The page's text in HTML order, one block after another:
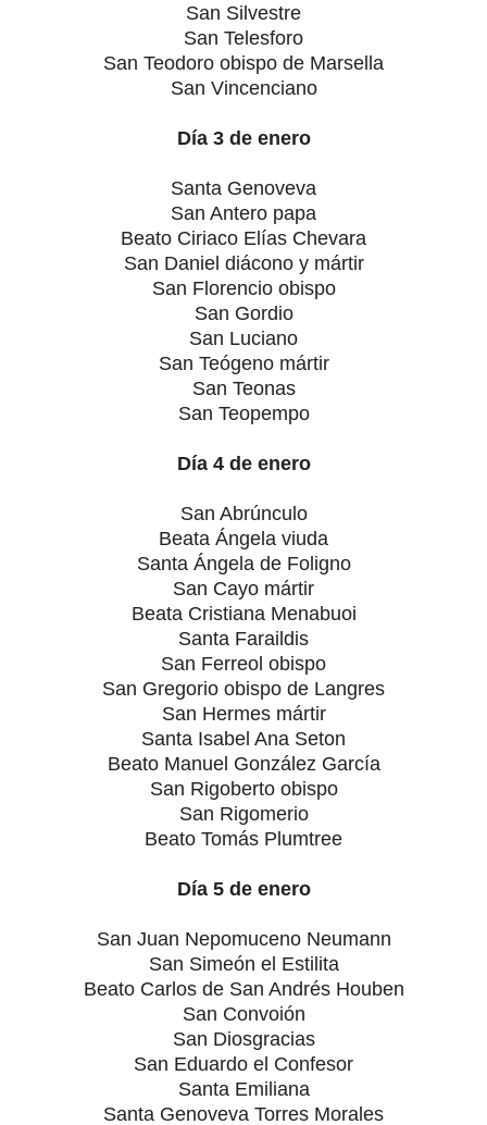
San Silvestre
San Telesforo
San Teodoro obispo de Marsella
San Vincenciano
Día 3 de enero
Santa Genoveva
San Antero papa
Beato Ciriaco Elías Chevara
San Daniel diácono y mártir
San Florencio obispo
San Gordio
San Luciano
San Teógeno mártir
San Teonas
San Teopempo
Día 4 de enero
San Abrúnculo
Beata Ángela viuda
Santa Ángela de Foligno
San Cayo mártir
Beata Cristiana Menabuoi
Santa Faraildis
San Ferreol obispo
San Gregorio obispo de Langres
San Hermes mártir
Santa Isabel Ana Seton
Beato Manuel González García
San Rigoberto obispo
San Rigomerio
Beato Tomás Plumtree
Día 5 de enero
San Juan Nepomuceno Neumann
San Simeón el Estilita
Beato Carlos de San Andrés Houben
San Convoión
San Diosgracias
San Eduardo el Confesor
Santa Emiliana
Santa Genoveva Torres Morales